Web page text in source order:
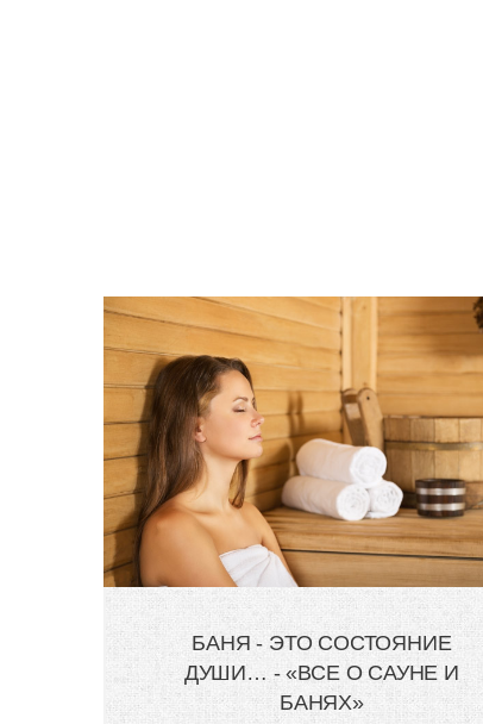
БАНЯ - ЭТО СОСТОЯНИЕ
ДУШИ… - «ВСЕ О САУНЕ И
БАНЯХ»